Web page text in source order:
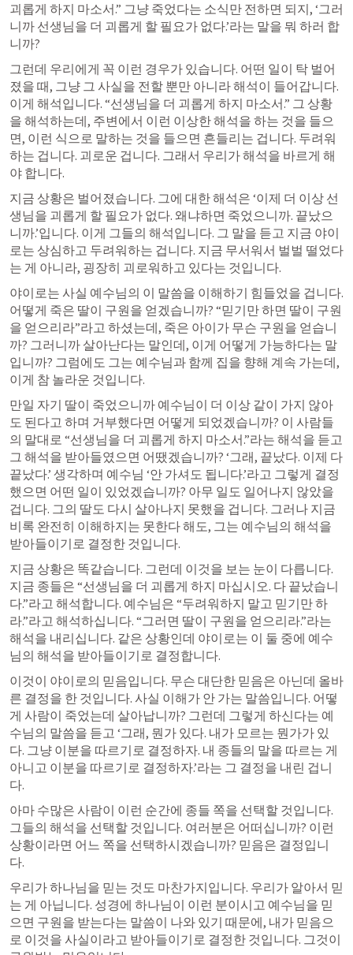
괴롭게 하지 마소서.” 그냥 죽었다는 소식만 전하면 되지, ‘그러
니까 선생님을 더 괴롭게 할 필요가 없다.’라는 말을 뭐 하러 합
니까?
그런데 우리에게 꼭 이런 경우가 있습니다. 어떤 일이 탁 벌어
졌을 때, 그냥 그 사실을 전할 뿐만 아니라 해석이 들어갑니다.
이게 해석입니다. “선생님을 더 괴롭게 하지 마소서.” 그 상황
을 해석하는데, 주변에서 이런 이상한 해석을 하는 것을 들으
면, 이런 식으로 말하는 것을 들으면 흔들리는 겁니다. 두려워
하는 겁니다. 괴로운 겁니다. 그래서 우리가 해석을 바르게 해
야 합니다.
지금 상황은 벌어졌습니다. 그에 대한 해석은 ‘이제 더 이상 선
생님을 괴롭게 할 필요가 없다. 왜냐하면 죽었으니까. 끝났으
니까.’입니다. 이게 그들의 해석입니다. 그 말을 듣고 지금 야이
로는 상심하고 두려워하는 겁니다. 지금 무서워서 벌벌 떨었다
는 게 아니라, 굉장히 괴로워하고 있다는 것입니다.
야이로는 사실 예수님의 이 말씀을 이해하기 힘들었을 겁니다.
어떻게 죽은 딸이 구원을 얻겠습니까? “믿기만 하면 딸이 구원
을 얻으리라”라고 하셨는데, 죽은 아이가 무슨 구원을 얻습니
까? 그러니까 살아난다는 말인데, 이게 어떻게 가능하다는 말
입니까? 그럼에도 그는 예수님과 함께 집을 향해 계속 가는데,
이게 참 놀라운 것입니다.
만일 자기 딸이 죽었으니까 예수님이 더 이상 같이 가지 않아
도 된다고 하며 거부했다면 어떻게 되었겠습니까? 이 사람들
의 말대로 “선생님을 더 괴롭게 하지 마소서.”라는 해석을 듣고
그 해석을 받아들였으면 어땠겠습니까? ‘그래, 끝났다. 이제 다
끝났다.’ 생각하며 예수님 ‘안 가셔도 됩니다.’라고 그렇게 결정
했으면 어떤 일이 있었겠습니까? 아무 일도 일어나지 않았을
겁니다. 그의 딸도 다시 살아나지 못했을 겁니다. 그러나 지금
비록 완전히 이해하지는 못한다 해도, 그는 예수님의 해석을
받아들이기로 결정한 것입니다.
지금 상황은 똑같습니다. 그런데 이것을 보는 눈이 다릅니다.
지금 종들은 “선생님을 더 괴롭게 하지 마십시오. 다 끝났습니
다.”라고 해석합니다. 예수님은 “두려워하지 말고 믿기만 하
라.”라고 해석하십니다. “그러면 딸이 구원을 얻으리라.”라는
해석을 내리십니다. 같은 상황인데 야이로는 이 둘 중에 예수
님의 해석을 받아들이기로 결정합니다.
이것이 야이로의 믿음입니다. 무슨 대단한 믿음은 아닌데 올바
른 결정을 한 것입니다. 사실 이해가 안 가는 말씀입니다. 어떻
게 사람이 죽었는데 살아납니까? 그런데 그렇게 하신다는 예
수님의 말씀을 듣고 ‘그래, 뭔가 있다. 내가 모르는 뭔가가 있
다. 그냥 이분을 따르기로 결정하자. 내 종들의 말을 따르는 게
아니고 이분을 따르기로 결정하자.’라는 그 결정을 내린 겁니
다.
아마 수많은 사람이 이런 순간에 종들 쪽을 선택할 것입니다.
그들의 해석을 선택할 것입니다. 여러분은 어떠십니까? 이런
상황이라면 어느 쪽을 선택하시겠습니까? 믿음은 결정입니
다.
우리가 하나님을 믿는 것도 마찬가지입니다. 우리가 알아서 믿
는 게 아닙니다. 성경에 하나님이 이런 분이시고 예수님을 믿
으면 구원을 받는다는 말씀이 나와 있기 때문에, 내가 믿음으
로 이것을 사실이라고 받아들이기로 결정한 것입니다. 그것이